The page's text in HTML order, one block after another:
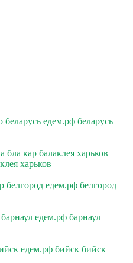
беларусь едем.рф беларусь
бла кар балаклея харьков
харьков
белгород едем.рф белгород
едем.рф барнаул
едем.рф бийск бийск